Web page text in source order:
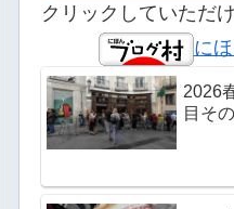
クリックしていただ
に
2026
目そ